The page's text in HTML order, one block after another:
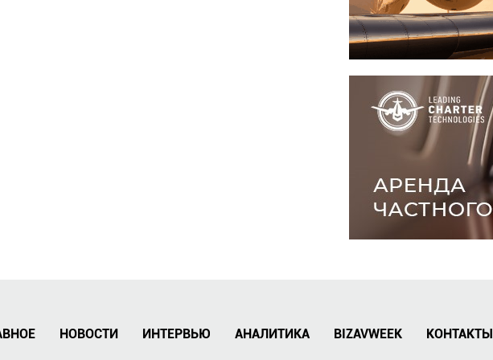
НОВОСТИ ИНТЕРВЬЮ АНАЛИТИКА BIZAVWEEK КОНТАКТЫ